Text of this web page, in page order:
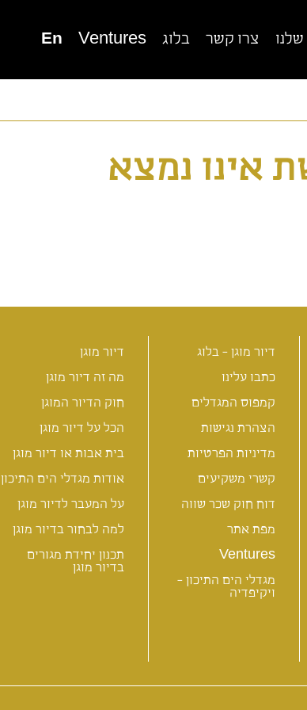
צרו קשר בלוג Ventures
En
אינו נמצא
דיור מוגן - בלוג
כתבו עלינו
קמפוס המגדלים
הצהרת נגישות
מדיניות הפרטיות
קשרי משקיעים
דוח חוק שכר שווה
מפת אתר
Ventures
מגדלי הים התיכון -
ויקיפדיה
דיור מוגן
מה זה דיור מוגן
חוק הדיור המוגן
הכל על דיור מוגן
בית אבות או דיור מוגן
אודות מגדלי הים התיכון
על המעבר לדיור מוגן
למה לבחור בדיור מוגן
תכנון יחידת מגורים
בדיור מוגן